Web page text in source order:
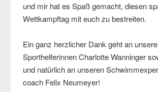
und mir hat es Spaß gemacht, diesen
Wettkampftag mit euch zu bestreiten.
Ein ganz herzlicher Dank geht an unsere
Sporthelferinnen Charlotte Wanninger
und natürlich an unseren
coach Felix Neumeyer!